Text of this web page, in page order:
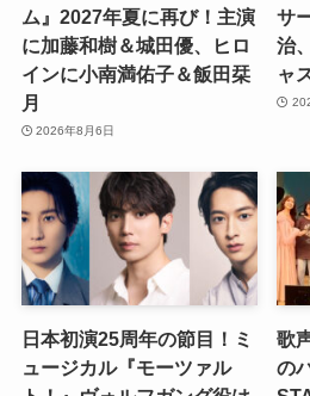
ム』2027年夏に再び！主演
に加藤和樹＆城田優、ヒロ
インに小南満佑子＆飯田栞
月
2026年8月6日
サ
治
ャ
日本初演25周年の節目！ミ
ュージカル『モーツァル
歌
の